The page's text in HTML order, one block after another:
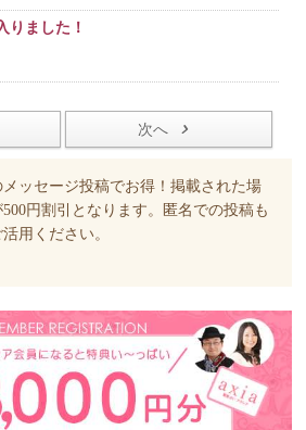
りました！
次へ
ッセージ投稿でお得！掲載された場
円割引となります。匿名での投稿も
用ください。